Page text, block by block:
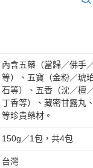
內含五藥（當歸／佛手
等）、五寶（金粉／琥
石等）、五香（沈／檀
丁香等）、藏密甘露丸
等珍貴藥材。
150g／1包，共4包
台灣